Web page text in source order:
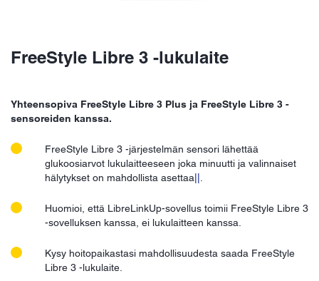
FreeStyle Libre 3 -lukulaite
Yhteensopiva FreeStyle Libre 3 Plus ja FreeStyle Libre 3 -
sensoreiden kanssa.
FreeStyle Libre 3 -järjestelmän sensori lähettää
glukoosiarvot lukulaitteeseen joka minuutti ja valinnaiset
hälytykset on mahdollista asettaa
Huomioi, että LibreLinkUp-sovellus toimii FreeStyle Libre 3
-sovelluksen kanssa, ei lukulaitteen kanssa.
Kysy hoitopaikastasi mahdollisuudesta saada FreeStyle
Libre 3 -lukulaite.